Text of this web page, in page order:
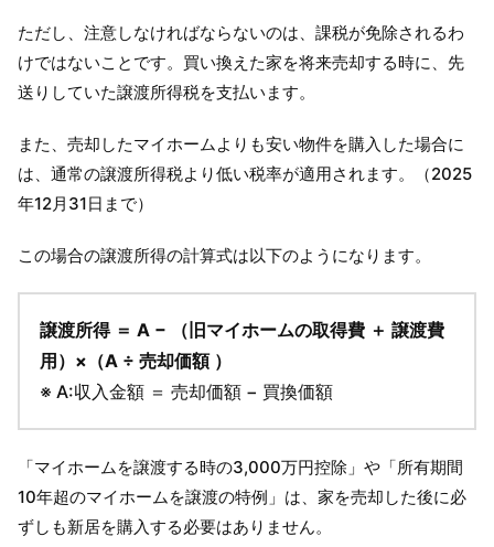
ただし、注意しなければならないのは、 課税が免除されるわ
けではないことです。買い換えた家を将来売却する時に、先
送りしていた譲渡所得税を支払います。
また、売却したマイホームよりも安い物件を購入した場合に
は、通常の譲渡所得税より低い税率が適用されます。（2025
年12月31日まで）
この場合の譲渡所得の計算式は以下のようになります。
譲渡所得 ＝ A − （旧マイホームの取得費 ＋ 譲渡費
用）×（A ÷ 売却価額 ）
※ A:収入金額 ＝ 売却価額 − 買換価額
「マイホームを譲渡する時の3,000万円控除」や「所有期間
10年超のマイホームを譲渡の特例」は、家を売却した後に必
ずしも新居を購入する必要はありません。